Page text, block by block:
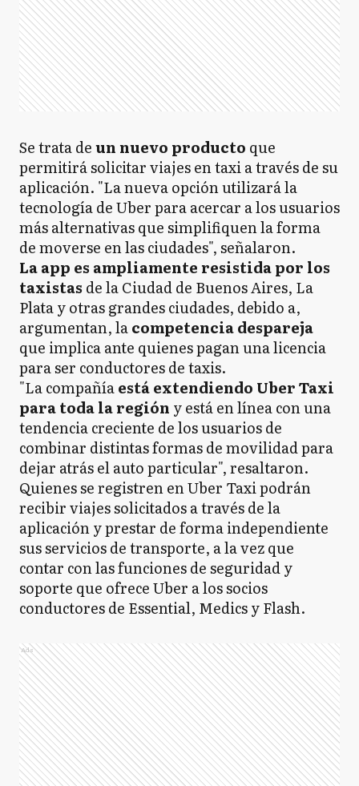
Se trata deun nuevo producto que
permitirá solicitar viajes en taxi a través de su
aplicación. "La nueva opción utilizará la
tecnología de Uber para acercar a los usuarios
más alternativas que simplifiquen la forma
de moverse en las ciudades", señalaron.
Laapp es ampliamente resistida por los
taxistas de la Ciudad de Buenos Aires, La
Plata y otras grandes ciudades, debido a,
argumentan, lacompetencia despareja
que implica ante quienes pagan una licencia
para ser conductores de taxis.
"La compañíaestá extendiendo Uber Taxi
para toda la región y está en línea con una
tendencia creciente de los usuarios de
combinar distintas formas de movilidad para
dejar atrás el auto particular", resaltaron.
Quienes se registren en Uber Taxi podrán
recibir viajes solicitados a través de la
aplicación y prestar de forma independiente
sus servicios de transporte, a la vez que
contar con las funciones de seguridad y
soporte que ofrece Uber a los socios
conductores de Essential, Medics y Flash.
Ads